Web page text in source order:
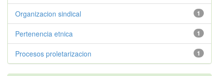
1
Organizacion sindical
1
Pertenencia etnica
1
Procesos proletarizacion